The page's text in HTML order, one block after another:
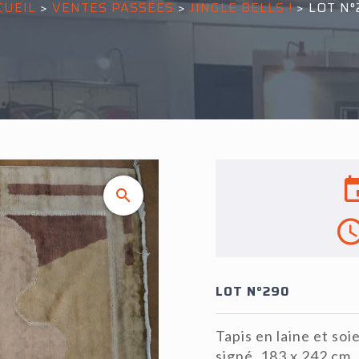
> VENTES PASSÉES>JINGLE BELLS !>LOT
LOT N°290
Tapis en laine et